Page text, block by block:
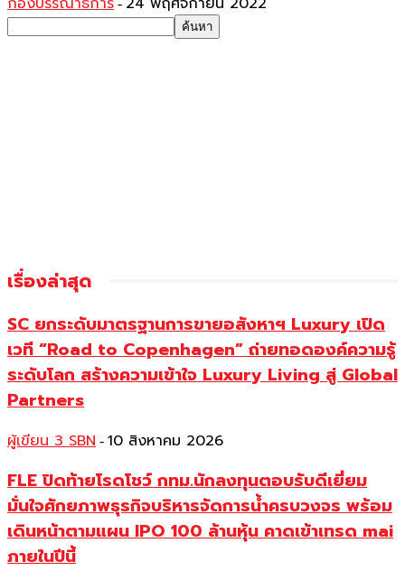
-
เรื่องล่าสุด
SC ยกระดับมาตรฐานการขายอสังหาฯ Luxury เปิด
เวที “Road to Copenhagen” ถ่ายทอดองค์ความรู้
ระดับโลก สร้างความเข้าใจ Luxury Living สู่ Global
Partners
ผู้เขียน 3 SBN - 10 สิงหาคม 2026
FLE ปิดท้ายโรดโชว์ กทม.นักลงทุนตอบรับดีเยี่ยม
มั่นใจศักยภาพธุรกิจบริหารจัดการน้ำครบวงจร พร้อม
เดินหน้าตามแผน IPO 100 ล้านหุ้น คาดเข้าเทรด mai
ภายในปีนี้